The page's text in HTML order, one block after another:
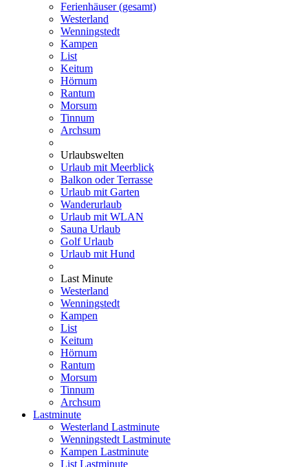
Ferienhäuser (gesamt)
Westerland
Wenningstedt
Kampen
List
Keitum
Hörnum
Rantum
Morsum
Tinnum
Archsum
Urlaubswelten
Urlaub mit Meerblick
Balkon oder Terrasse
Urlaub mit Garten
Wanderurlaub
Urlaub mit WLAN
Sauna Urlaub
Golf Urlaub
Urlaub mit Hund
Last Minute
Westerland
Wenningstedt
Kampen
List
Keitum
Hörnum
Rantum
Morsum
Tinnum
Archsum
Lastminute
Westerland Lastminute
Wenningstedt Lastminute
Kampen Lastminute
List Lastminute